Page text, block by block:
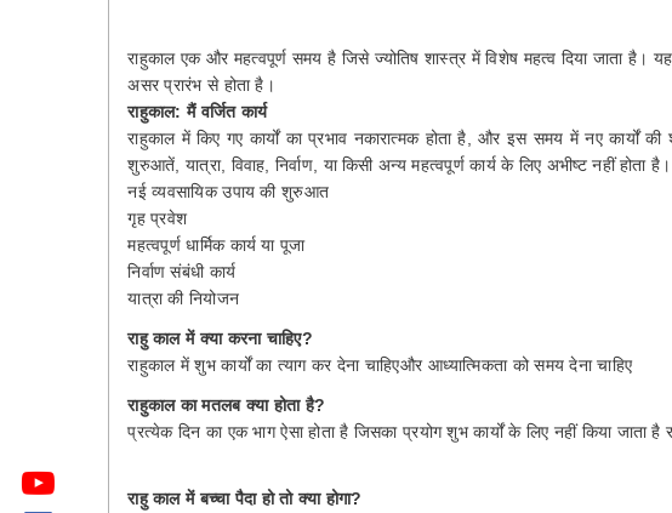
राहुकाल एक और महत्वपूर्ण समय है जिसे ज्योतिष शास्त्र में विशेष महत्व दिया जाता
असर प्रारंभ से होता है।
राहुकाल: मैं वर्जित कार्य
राहुकाल में किए गए कार्यों का प्रभाव नकारात्मक होता है, और इस समय में नए
शुरुआतें, यात्रा, विवाह, निर्वाण, या किसी अन्य महत्वपूर्ण कार्य के लिए अभीष्ट नहीं होता
नई व्यवसायिक उपाय की शुरुआत
गृह प्रवेश
महत्वपूर्ण धार्मिक कार्य या पूजा
निर्वाण संबंधी कार्य
यात्रा की नियोजन
राहु काल में क्या करना चाहिए?
राहुकाल में शुभ कार्यों का त्याग कर देना चाहिएऔर आध्यात्मिकता को समय देना चाहिए
राहुकाल का मतलब क्या होता है?
प्रत्येक दिन का एक भाग ऐसा होता है जिसका प्रयोग शुभ कार्यों के लिए नहीं किया जाता
राहु काल में बच्चा पैदा हो तो क्या होगा?